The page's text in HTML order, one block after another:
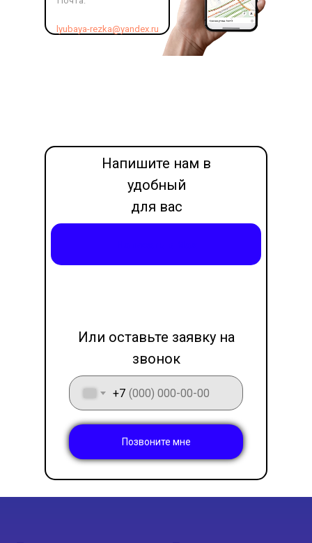
+7
Позвоните мне
Напишите нам в
удобный
для вас
месседжер
Или оставьте заявку на
звонок
lyubaya-rezka@yandex.ru